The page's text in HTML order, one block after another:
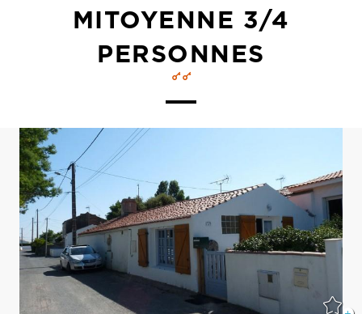
MITOYENNE 3/4
PERSONNES